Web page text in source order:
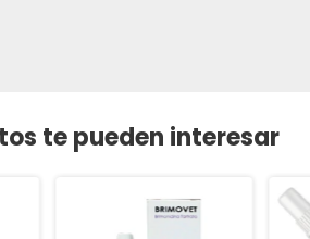
te pueden interesar